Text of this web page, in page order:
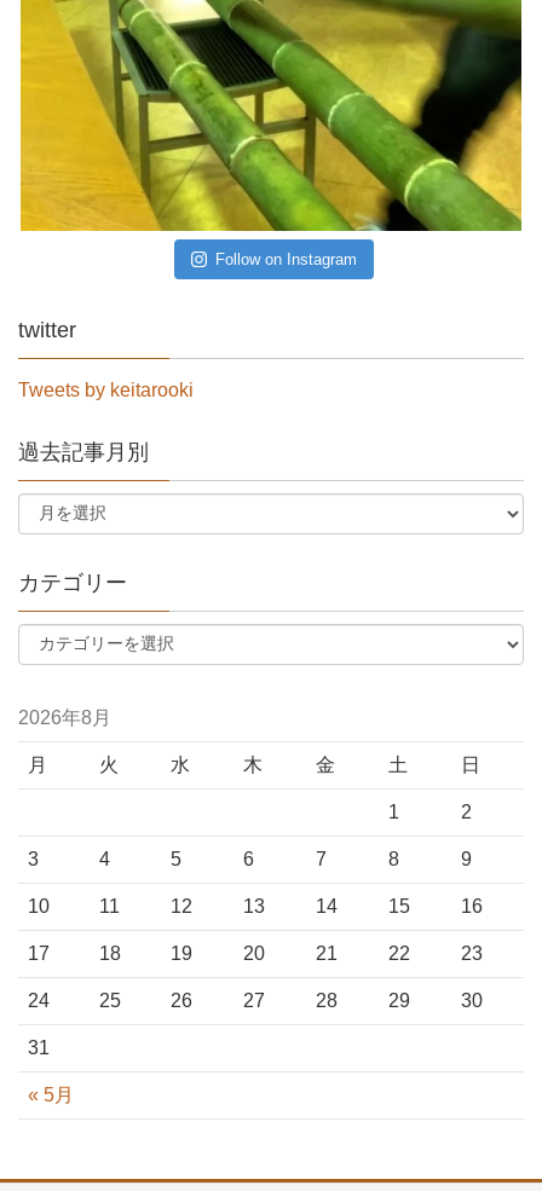
Follow on Instagram
twitter
Tweets by keitarooki
過去記事月別
カテゴリー
2026年8月
月 火 水 木 金 土 日
« 5月
1 2
3 4 5 6 7 8 9
10 11 12 13 14 15 16
17 18 19 20 21 22 23
24 25 26 27 28 29 30
31